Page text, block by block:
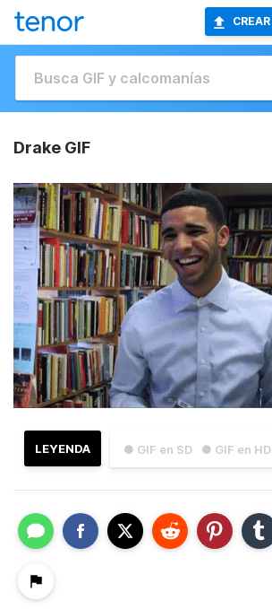
CREAR
Drake GIF
● GIF en SD ● GIF en HD
LEYENDA